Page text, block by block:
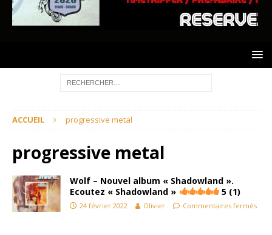
ACCUEIL progressive metal
progressive metal
Wolf – Nouvel album « Shadowland ».
Ecoutez « Shadowland »
5 (1)
24 février 2022 Olivier Commentaires fermés